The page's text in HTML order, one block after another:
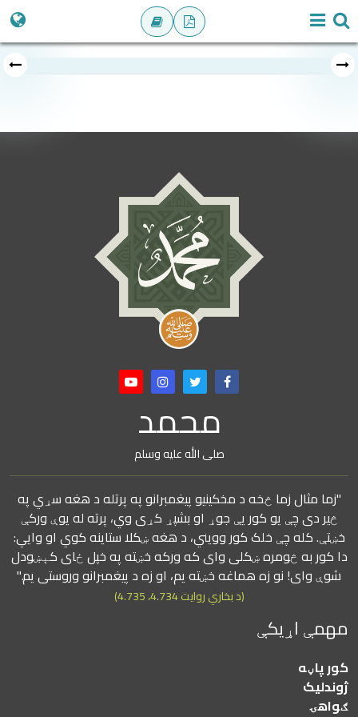
محمد
صلی الله علیه وسلم
"زما مثال زما څخه د مخکینیو پیغمبرانو په پرتله د هغه سړي په
څیر دی چې یو کور یې جوړ او بشپړ کړی وي، پرته له یوې ورکې
خښتې. کله چې خلک کور وویني، د هغه ښکلا ستاینه کوي او وايي:
دا کور به څومره ښکلی وای که ورکه خښته په خپل ځای کېښودل
شوې وای! نو زه هماغه خښته یم، او زه د پیغمبرانو وروستی یم."
(د بخاري روایت 4.734، 4.735)
مهمې اړیکې
کور پاڼه
ژوندلیک
ګواهۍ